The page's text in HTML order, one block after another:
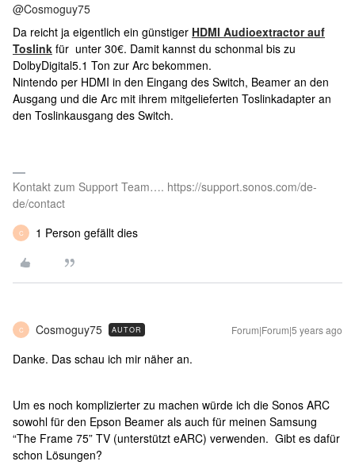
@Cosmoguy75
Da reicht ja eigentlich ein günstiger HDMI Audioextractor auf
Toslink für unter 30€. Damit kannst du schonmal bis zu
DolbyDigital5.1 Ton zur Arc bekommen.
Nintendo per HDMI in den Eingang des Switch, Beamer an den
Ausgang und die Arc mit ihrem mitgelieferten Toslinkadapter an
den Toslinkausgang des Switch.
Kontakt zum Support Team…. https://support.sonos.com/de-
de/contact
C 1 Person gefällt dies
C Cosmoguy75 AUTOR Forum|Forum|5 years ago
Danke. Das schau ich mir näher an.
Um es noch komplizierter zu machen würde ich die Sonos ARC
sowohl für den Epson Beamer als auch für meinen Samsung
“The Frame 75” TV (unterstützt eARC) verwenden. Gibt es dafür
schon Lösungen?